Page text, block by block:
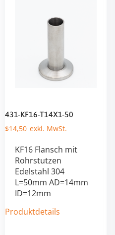
431-KF16-T14X1-50
$14,50
KF16 Flansch mit
Rohrstutzen
Edelstahl 304
L=50mm AD=14mm
ID=12mm
Produktdetails